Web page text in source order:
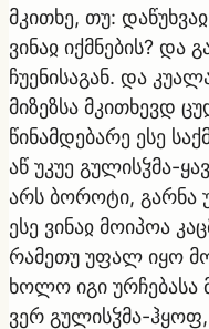
მკითხე, თუ:
ვინაჲ იქმნების? და
ჩუენისაგან. და
მიზეზსა მკითხევდ
წინამდებარე ესე
აწ უკუე გულისჴმა-
არს ბოროტი, გარნა
ესე ვინაჲ მოიპოა
რამეთუ უფალ იყო
ხოლო იგი ურჩებასა
ვერ გულისჴმა-